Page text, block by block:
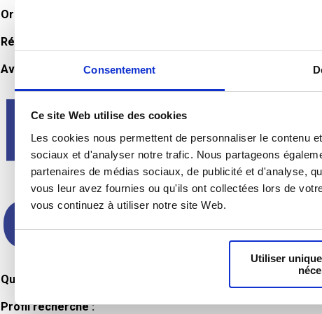
Consentement
Ce site Web utilise des cookies
Les cookies nous permettent de personnaliser le contenu
sociaux et d'analyser notre trafic. Nous partageons
partenaires de médias sociaux, de publicité et d'analyse,
vous leur avez fournies ou qu'ils ont collectées lors de
vous continuez à utiliser notre site Web.
Utiliser
Organisation et horaires :
Rémunération :
Avantages :
Profil
Qualifications et diplômes :
Profil recherché :